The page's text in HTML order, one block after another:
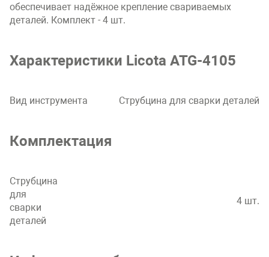
обеспечивает надёжное крепление свариваемых
деталей. Комплект - 4 шт.
Характеристики Licota ATG-4105
Вид инструмента Струбцина для сварки деталей
Комплектация
Струбцина
для
сварки
деталей
4 шт.